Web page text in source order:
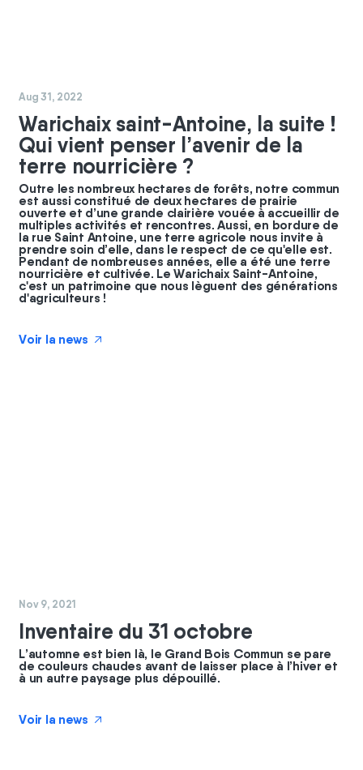
#chantier #
Aug 31, 2022
Warichaix saint-Antoine, la suite !
Qui vient penser l’avenir de la
terre nourricière ?
Outre les nombreux hectares de forêts, notre commun
est aussi constitué de deux hectares de prairie
ouverte et d’une grande clairière vouée à accueillir de
multiples activités et rencontres. Aussi, en bordure de
la rue Saint Antoine, une terre agricole nous invite à
prendre soin d’elle, dans le respect de ce qu'elle est.
Pendant de nombreuses années, elle a été une terre
nourricière et cultivée. Le Warichaix Saint-Antoine,
c'est un patrimoine que nous lèguent des générations
d'agriculteurs !
Voir la news ↗
#nature #
Nov 9, 2021
Inventaire du 31 octobre
L’automne est bien là, le Grand Bois Commun se pare
de couleurs chaudes avant de laisser place à l’hiver et
à un autre paysage plus dépouillé.
Voir la news ↗